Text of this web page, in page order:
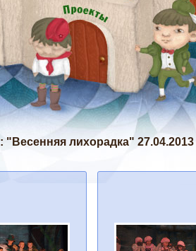
: "Весенняя лихорадка" 27.04.2013